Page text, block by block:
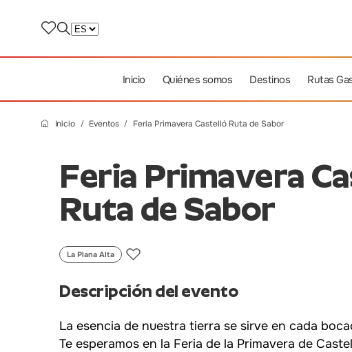
Inicio Quiénes somos Destinos Rutas
Inicio Eventos Feria Primavera Castelló Ruta de Sabor
Feria Primavera
Ruta de Sabor
La Plana Alta
Descripción del evento
La esencia de nuestra tierra se sirve en cada
Te esperamos en la Feria de la Primavera de